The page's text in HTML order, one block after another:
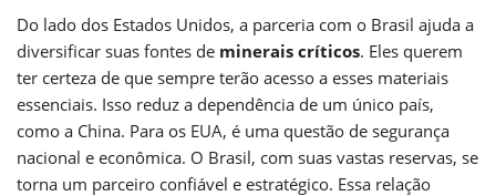
Do lado dos Estados Unidos, a parceria com o Brasil ajuda a
diversificar suas fontes de minerais críticos. Eles querem
ter certeza de que sempre terão acesso a esses materiais
essenciais. Isso reduz a dependência de um único país,
como a China. Para os EUA, é uma questão de segurança
nacional e econômica. O Brasil, com suas vastas reservas, se
torna um parceiro confiável e estratégico. Essa relação